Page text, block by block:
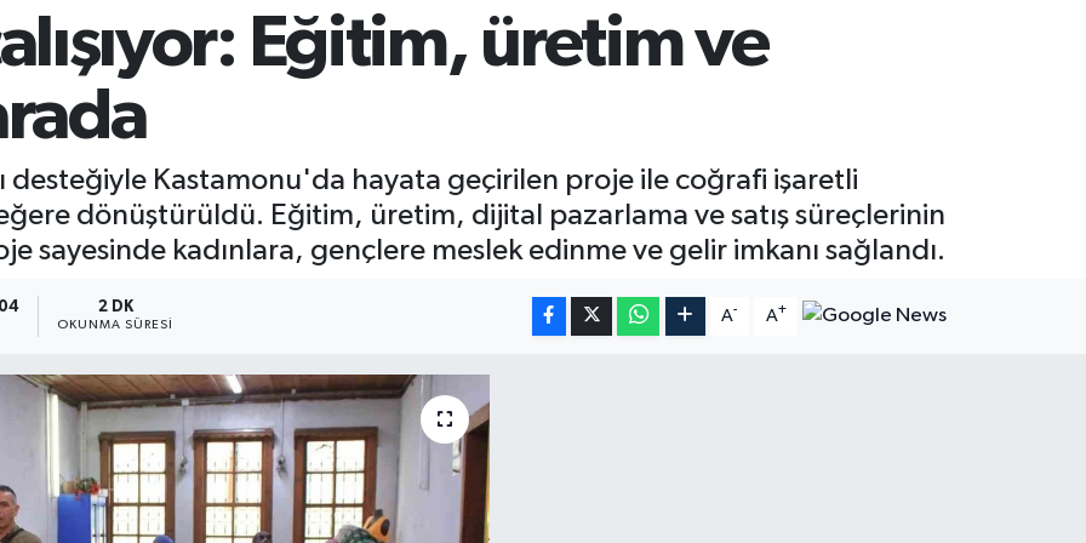
Eğitim, üretim ve
desteğiyle Kastamonu'da hayata geçirilen proje ile coğrafi işaretli
dönüştürüldü. Eğitim, üretim, dijital pazarlama ve satış süreçlerinin
sayesinde kadınlara, gençlere meslek edinme ve gelir imkanı sağlandı.
2 DK
OKUNMA SÜRESI
A- A+